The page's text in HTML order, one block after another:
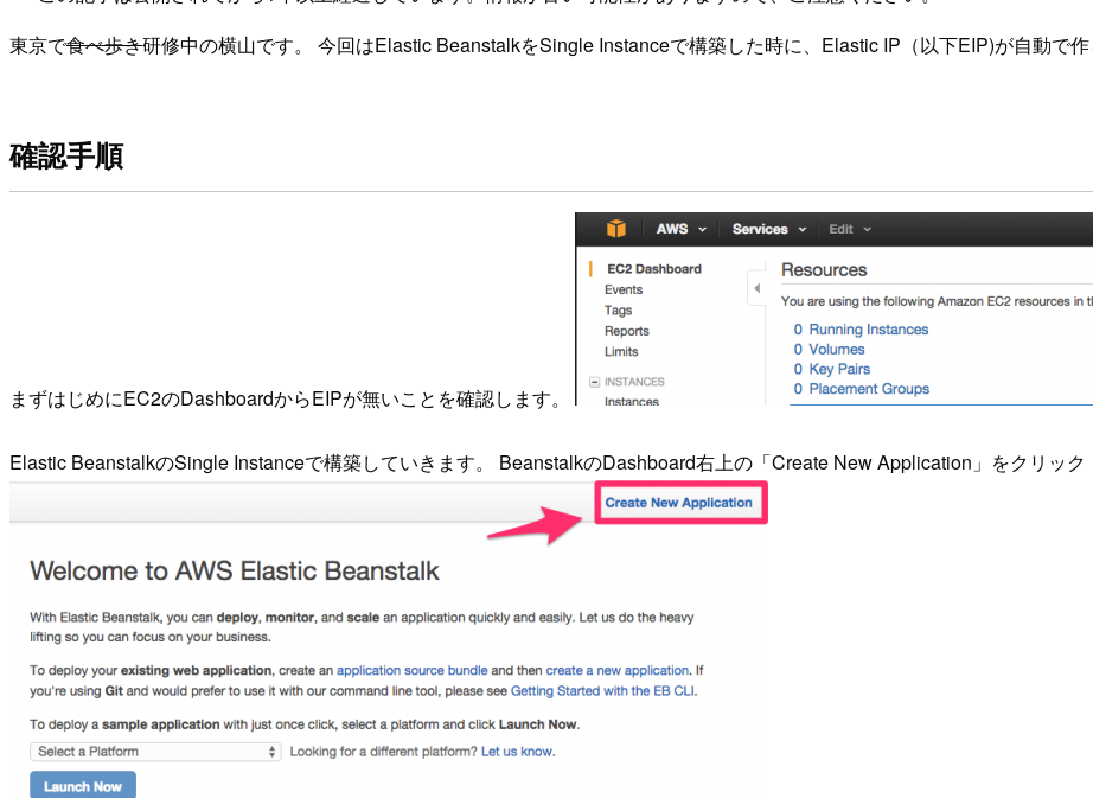
東京で食べ歩き研修中の横山です。 今回はElastic BeanstalkをSingle Instanceで構築した時に、Elastic IP（以下EIP)が自動で作
確認手順
まずはじめにEC2のDashboardからEIPが無いことを確認します。
Elastic BeanstalkのSingle Instanceで構築していきます。 BeanstalkのDashboard右上の「Create New Application」をクリック